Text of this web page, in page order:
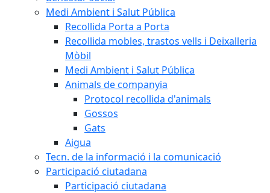
Medi Ambient i Salut Pública
Recollida Porta a Porta
Recollida mobles, trastos vells i Deixalleria
Mòbil
Medi Ambient i Salut Pública
Animals de companyia
Protocol recollida d'animals
Gossos
Gats
Aigua
Tecn. de la informació i la comunicació
Participació ciutadana
Participació ciutadana